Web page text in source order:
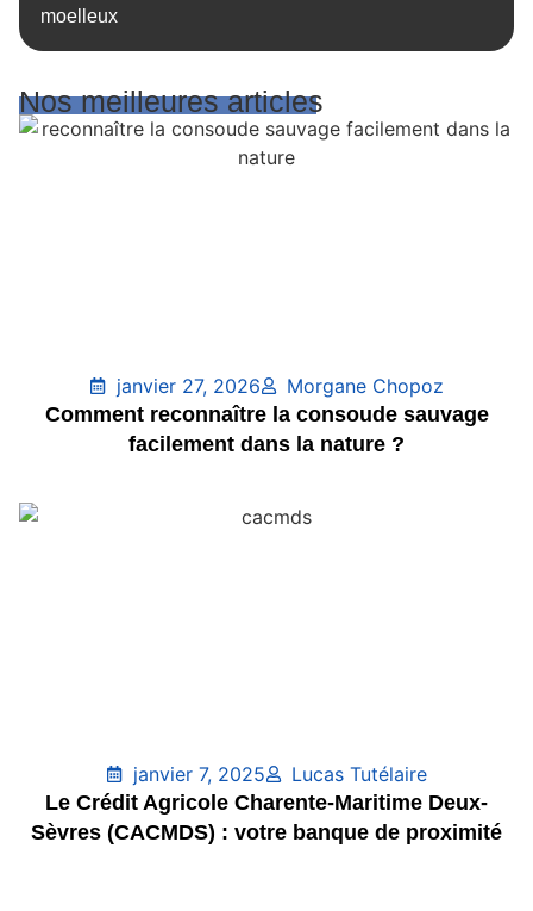
moelleux
Nos meilleures articles
janvier 27, 2026
Morgane Chopoz
Comment reconnaître la consoude sauvage
facilement dans la nature ?
janvier 7, 2025
Lucas Tutélaire
Le Crédit Agricole Charente-Maritime Deux-
Sèvres (CACMDS) : votre banque de proximité